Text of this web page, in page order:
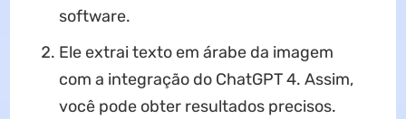
software.
Ele extrai texto em árabe da imagem
com a integração do ChatGPT 4. Assim,
você pode obter resultados precisos.